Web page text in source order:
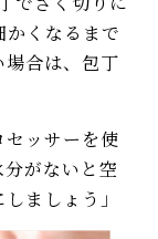
くなるまで
合は、包丁
セッサーを使
がないと空
ましょう」